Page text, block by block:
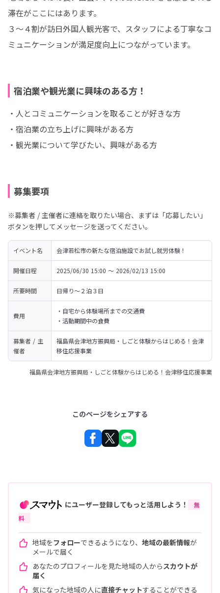
滞在がここにはあります。
３～４割が訪日外国人観光客で、スタッフによる丁寧なコ
ミュニケーションが満足度向上につながっています。
宿泊業や観光業に興味のある方！
・人とコミュニケーションを取ることが好きな方
・宿泊業の立ち上げに興味がある方
・観光業について学びたい、興味がある方
募集要項
※募集者 / 主催者に連絡を取りたい場合、まずは「応募したい」
ボタンを押してメッセージを送ってください。
イベント名 会津若松市の新たな宿泊施設でお試し就労体験！
開催日程 2025/06/30 15:00 〜 2026/02/13 15:00
所要時間 日帰り～２泊３日
費用
・自宅から体験場所までの交通費
・活動期間中の食費
募集者 / 主
催者
福島県会津地方振興局・しごと体験からはじめる！会津
移住応援事業
福島県会津地方振興局・しごと体験からはじめる！会津移住応援事業
このページをシェアする
にユーザー登録してもっと活用しよう！
無
料
地域をフォローできるようになり、 地域の最新情報が
メールで届く
あなたのプロフィールを見た地域の人から スカウトが
届く
気になった地域の人に直接チャットすることができる